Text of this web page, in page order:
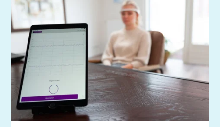
Contact
Over ons
FAQ
Scholen en
zorginstellingen
Download de App
Tarieven
Vacatures
Leerpotentie
Leerstrategieën
Beroepskeuzetest